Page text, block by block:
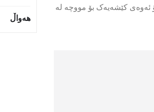
بەغدا بکرێت بۆ ئەوەی کێشەیەک بۆ مووچە لە
هەواڵ